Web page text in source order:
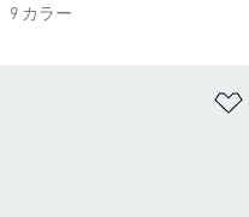
9 カラー